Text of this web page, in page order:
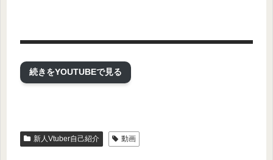
続きをYOUTUBEで見る
新人Vtuber自己紹介 動画